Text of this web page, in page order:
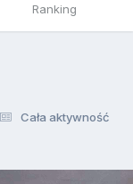
Ranking
Cała aktywność